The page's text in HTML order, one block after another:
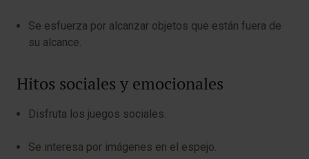
Se esfuerza por alcanzar objetos que están fuera de
su alcance.
Hitos sociales y emocionales
Disfruta los juegos sociales.
Se interesa por imágenes en el espejo.